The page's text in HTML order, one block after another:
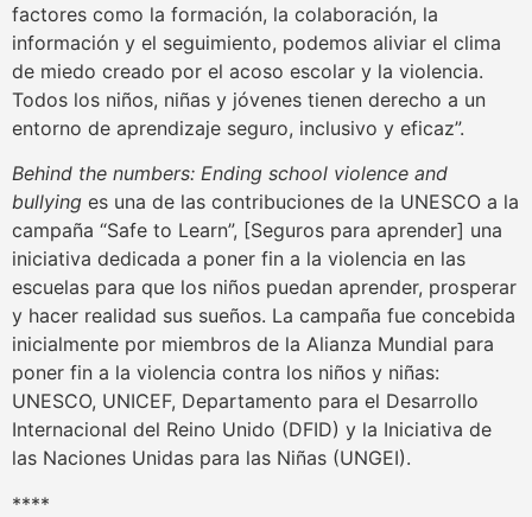
factores como la formación, la colaboración, la
información y el seguimiento, podemos aliviar el clima
de miedo creado por el acoso escolar y la violencia.
Todos los niños, niñas y jóvenes tienen derecho a un
entorno de aprendizaje seguro, inclusivo y eficaz”.
Behind the numbers: Ending school violence and
bullying es una de las contribuciones de la UNESCO a la
campaña “Safe to Learn”, [Seguros para aprender] una
iniciativa dedicada a poner fin a la violencia en las
escuelas para que los niños puedan aprender, prosperar
y hacer realidad sus sueños. La campaña fue concebida
inicialmente por miembros de la Alianza Mundial para
poner fin a la violencia contra los niños y niñas:
UNESCO, UNICEF, Departamento para el Desarrollo
Internacional del Reino Unido (DFID) y la Iniciativa de
las Naciones Unidas para las Niñas (UNGEI).
****